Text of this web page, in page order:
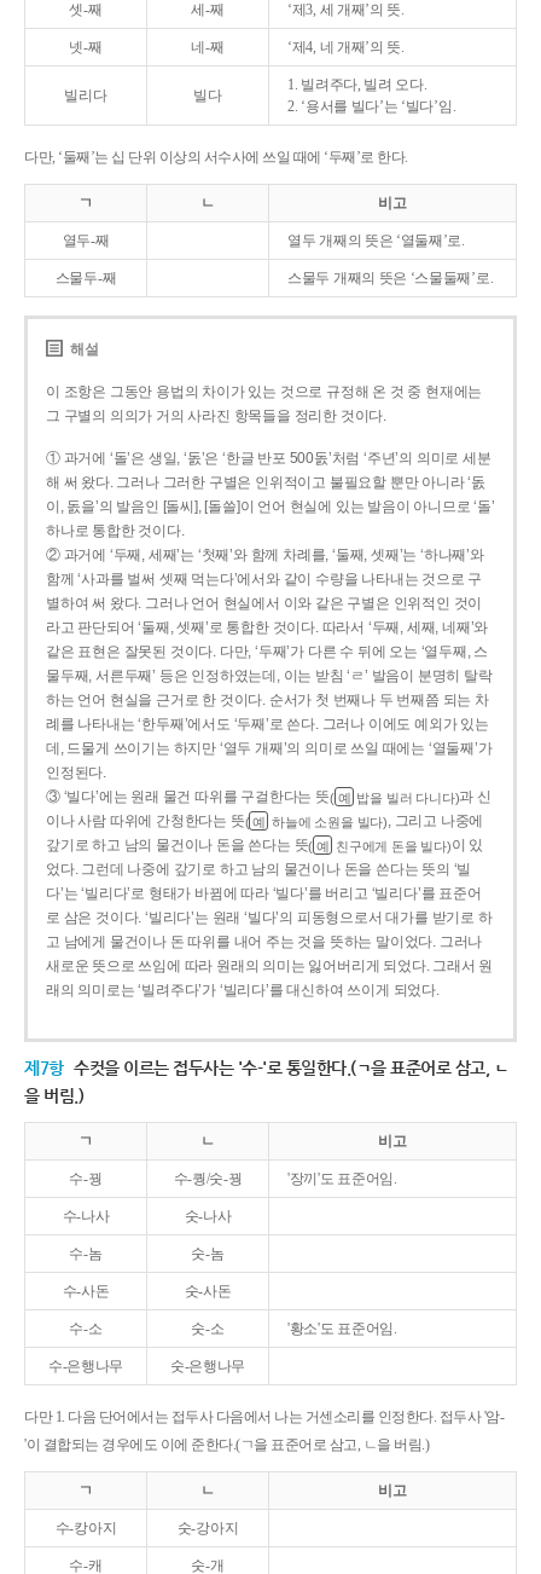
셋-째 세-째 ‘제3, 세 개째’의 뜻.
넷-째 네-째 ‘제4, 네 개째’의 뜻.
빌리다 빌다
1. 빌려주다, 빌려 오다.
2. ‘용서를 빌다’는 ‘빌다’임.
다만, ‘둘째’는 십 단위 이상의 서수사에 쓰일 때에 ‘두째’로 한다.
ㄱ ㄴ 비고
열두-째 열두 개째의 뜻은 ‘열둘째’로.
스물두-째 스물두 개째의 뜻은 ‘스물둘째’로.
해설
이 조항은 그동안 용법의 차이가 있는 것으로 규정해 온 것 중 현재에는
그 구별의 의의가 거의 사라진 항목들을 정리한 것이다.
① 과거에 ‘돌’은 생일, ‘돐’은 ‘한글 반포 500돐’처럼 ‘주년’의 의미로 세분
해 써 왔다. 그러나 그러한 구별은 인위적이고 불필요할 뿐만 아니라 ‘돐
이, 돐을’의 발음인 [돌씨], [돌쓸]이 언어 현실에 있는 발음이 아니므로 ‘돌’
하나로 통합한 것이다.
② 과거에 ‘두째, 세째’는 ‘첫째’와 함께 차례를, ‘둘째, 셋째’는 ‘하나째’와
함께 ‘사과를 벌써 셋째 먹는다’에서와 같이 수량을 나타내는 것으로 구
별하여 써 왔다. 그러나 언어 현실에서 이와 같은 구별은 인위적인 것이
라고 판단되어 ‘둘째, 셋째’로 통합한 것이다. 따라서 ‘두째, 세째, 네째’와
같은 표현은 잘못된 것이다. 다만, ‘두째’가 다른 수 뒤에 오는 ‘열두째, 스
물두째, 서른두째’ 등은 인정하였는데, 이는 받침 ‘ㄹ’ 발음이 분명히 탈락
하는 언어 현실을 근거로 한 것이다. 순서가 첫 번째나 두 번째쯤 되는 차
례를 나타내는 ‘한두째’에서도 ‘두째’로 쓴다. 그러나 이에도 예외가 있는
데, 드물게 쓰이기는 하지만 ‘열두 개째’의 의미로 쓰일 때에는 ‘열둘째’가
인정된다.
③ ‘빌다’에는 원래 물건 따위를 구걸한다는 뜻( 예 밥을 빌러 다니다)과 신
이나 사람 따위에 간청한다는 뜻( 예 하늘에 소원을 빌다), 그리고 나중에
갚기로 하고 남의 물건이나 돈을 쓴다는 뜻( 예 친구에게 돈을 빌다)이 있
었다. 그런데 나중에 갚기로 하고 남의 물건이나 돈을 쓴다는 뜻의 ‘빌
다’는 ‘빌리다’로 형태가 바뀜에 따라 ‘빌다’를 버리고 ‘빌리다’를 표준어
로 삼은 것이다. ‘빌리다’는 원래 ‘빌다’의 피동형으로서 대가를 받기로 하
고 남에게 물건이나 돈 따위를 내어 주는 것을 뜻하는 말이었다. 그러나
새로운 뜻으로 쓰임에 따라 원래의 의미는 잃어버리게 되었다. 그래서 원
래의 의미로는 ‘빌려주다’가 ‘빌리다’를 대신하여 쓰이게 되었다.
제7항 수컷을 이르는 접두사는 '수-'로 통일한다.(ㄱ을 표준어로 삼고, ㄴ
을 버림.)
ㄱ ㄴ 비고
수-꿩 수-퀑/숫-꿩 '장끼'도 표준어임.
수-나사 숫-나사
수-놈 숫-놈
수-사돈 숫-사돈
수-소 숫-소 '황소'도 표준어임.
수-은행나무 숫-은행나무
다만 1. 다음 단어에서는 접두사 다음에서 나는 거센소리를 인정한다. 접두사 '암-
'이 결합되는 경우에도 이에 준한다.(ㄱ을 표준어로 삼고, ㄴ을 버림.)
ㄱ ㄴ 비고
수-캉아지 숫-강아지
수-캐 숫-개